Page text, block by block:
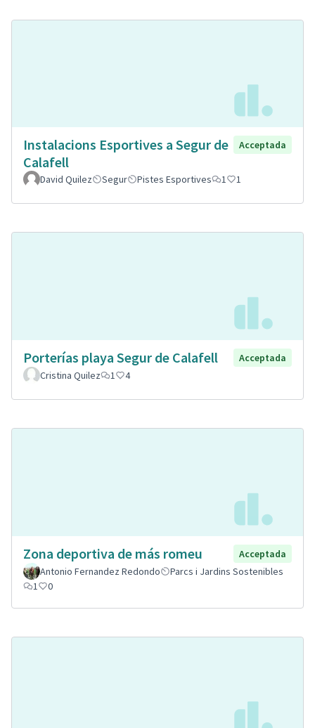
Instalacions Esportives a Segur de
Calafell
Acceptada
David Quilez Segur Pistes Esportives 1 1
Porterías playa Segur de Calafell
Acceptada
Cristina Quilez
1 4
Zona deportiva de más romeu
Acceptada
Antonio Fernandez Redondo
Parcs i Jardins Sostenibles
1
0